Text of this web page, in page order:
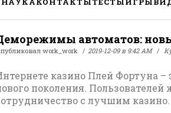
автоматов:
work_work 2019-12-09 в 9:42 AM
казино Плей Фортуна
поколения.
с лучшим казино.